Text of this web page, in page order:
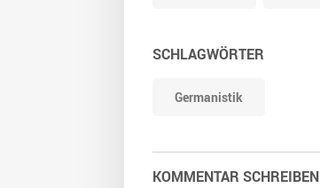
SCHLAGWÖRTER
Germanistik
KOMMENTAR SCHREIBEN